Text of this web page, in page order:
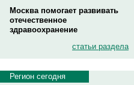
Москва помогает развивать
отечественное
здравоохранение
статьи раздела
Регион сегодня